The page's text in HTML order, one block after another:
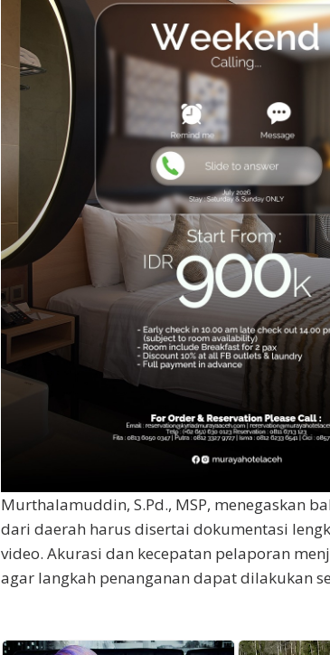
Murthalamuddin, S.Pd., MSP, menegaskan
dari daerah harus disertai dokumentasi
video. Akurasi dan kecepatan pelaporan
agar langkah penanganan dapat dilakukan